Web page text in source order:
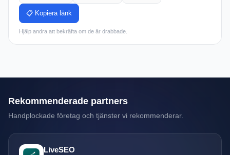
📋 Kopiera länk
Hjälp andra att bekräfta om de är drabbade.
Rekommenderade partners
Handplockade företag och tjänster vi rekommenderar.
LiveSEO